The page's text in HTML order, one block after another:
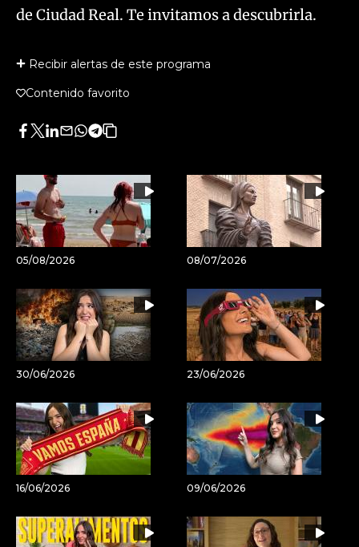
de Ciudad Real. Te invitamos a descubrirla.
Recibir alertas de este programa
Contenido favorito
Facebook
Twitter
LinkedIn
Enviar
Whatsapp
Telegram
Copiar
artículo
05/08/2026 08/07/2026
30/06/2026 23/06/2026
16/06/2026 09/06/2026